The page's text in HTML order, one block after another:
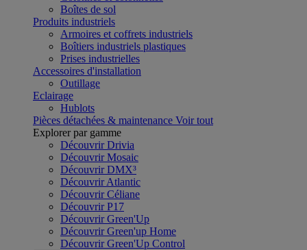
Boîtes de sol
Produits industriels
Armoires et coffrets industriels
Boîtiers industriels plastiques
Prises industrielles
Accessoires d'installation
Outillage
Eclairage
Hublots
Pièces détachées & maintenance Voir tout
Explorer par gamme
Découvrir Drivia
Découvrir Mosaic
Découvrir DMX³
Découvrir Atlantic
Découvrir Céliane
Découvrir P17
Découvrir Green'Up
Découvrir Green'up Home
Découvrir Green'Up Control